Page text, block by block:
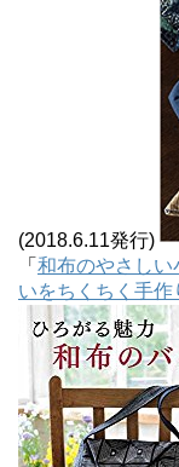
(2018.6.11発行)
「 和布のやさし
いをちくちく手作